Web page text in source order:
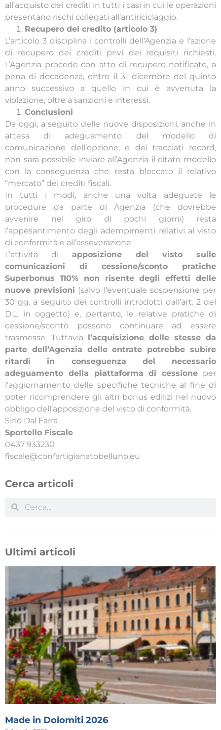
all’acquisto dei crediti in tutti i casi in cui le operazioni
presentano rischi collegati all’antiriciclaggio.
Recupero del credito (articolo 3)
L’articolo 3 disciplina i controlli dell’Agenzia e l’azione
di recupero dei crediti privi dei requisiti richiesti.
L’Agenzia procede con atto di recupero notificato, a
pena di decadenza, entro il 31 dicembre del quinto
anno successivo a quello in cui è avvenuta la
violazione, oltre a sanzioni e interessi.
Conclusioni
Da oggi, a seguito delle nuove disposizioni, anche in
attesa di adeguamento del modello di
comunicazione dell’opzione, e dei tracciati record,
non sarà possibile inviare all’Agenzia il citato modello
con la conseguenza che resta bloccato il relativo
“mercato” dei crediti fiscali.
In tutti i modi, anche una volta adeguate le
procedure da parte di Agenzia (che dovrebbe
avvenire nel giro di pochi giorni) resta
l’appesantimento degli adempimenti relativi al visto
di conformità e all’asseverazione.
L’attività di apposizione del visto sulle
comunicazioni di cessione/sconto pratiche
Superbonus 110% non risente degli effetti delle
nuove previsioni (salvo l’eventuale sospensione per
30 gg. a seguito dei controlli introdotti dall’art. 2 del
D.L. in oggetto) e, pertanto, le relative pratiche di
cessione/sconto possono continuare ad essere
trasmesse. Tuttavia l’acquisizione delle stesse da
parte dell’Agenzia delle entrate potrebbe subire
ritardi in conseguenza del necessario
adeguamento della piattaforma di cessione per
l’aggiornamento delle specifiche tecniche al fine di
poter ricomprendere gli altri bonus edilizi nel nuovo
obbligo dell’apposizione del visto di conformità.
Sirio Dal Farra
Sportello Fiscale
0437 933230
fiscale@confartigianatobelluno.eu
Cerca articoli
Ultimi articoli
Made in Dolomiti 2026